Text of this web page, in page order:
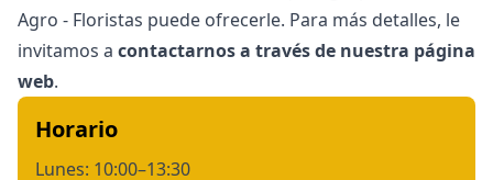
Agro - Floristas puede ofrecerle. Para más detalles, le
invitamos a contactarnos a través de nuestra página
web.
Horario
Lunes: 10:00–13:30